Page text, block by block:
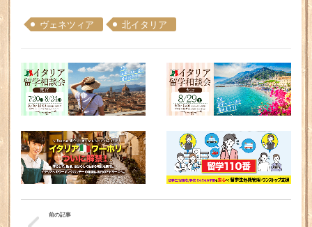
ヴェネツィア 北イタリア
前の記事